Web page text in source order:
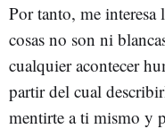
Por tanto, me interesa
cosas no son ni
cualquier acontecer
partir del cual
mentirte a ti mismo y